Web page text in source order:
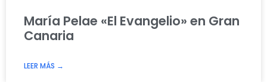
María Pelae «El Evangelio» en Gran
Canaria
LEER MÁS →